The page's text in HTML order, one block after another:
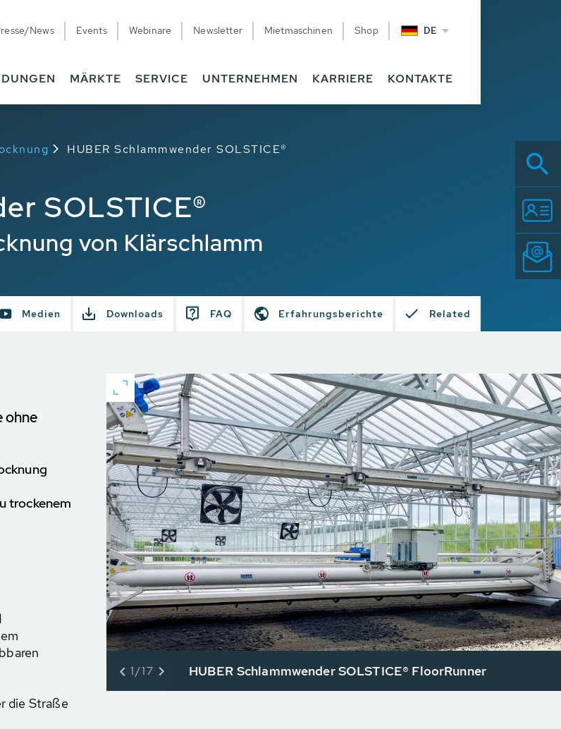
News Events Webinare Newsletter Mietmaschinen Shop DE
MÄRKTE SERVICE UNTERNEHMEN KARRIERE KONTAKTE
HUBER Schlammwender SOLSTICE®
SOLSTICE®
von Klärschlamm
Medien Downloads FAQ Erfahrungsberichte Related
ohne
trockenem
die Straße
HUBER Schlammwender SOLSTICE® FloorRunner
1/17